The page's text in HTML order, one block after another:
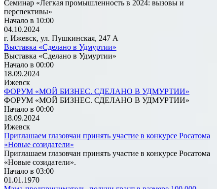
Семинар «Легкая промышленность в 2024: вызовы и
перспективы»
Начало в 10:00
04.10.2024
г. Ижевск, ул. Пушкинская, 247 А
Выставка «Сделано в Удмуртии»
Выставка «Сделано в Удмуртии»
Начало в 00:00
18.09.2024
Ижевск
ФОРУМ «МОЙ БИЗНЕС. СДЕЛАНО В УДМУРТИИ»
ФОРУМ «МОЙ БИЗНЕС. СДЕЛАНО В УДМУРТИИ»
Начало в 00:00
18.09.2024
Ижевск
Приглашаем глазовчан принять участие в конкурсе Росатома
«Новые созидатели»
Приглашаем глазовчан принять участие в конкурсе Росатома
«Новые созидатели».
Начало в 03:00
01.01.1970